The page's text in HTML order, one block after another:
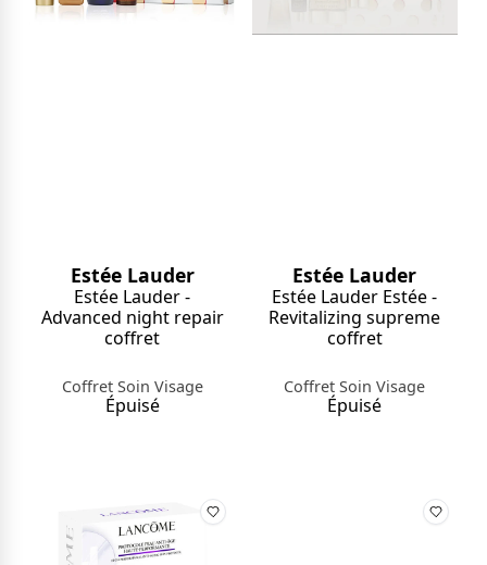
Estée Lauder
Estée Lauder -
Advanced night repair
coffret
Coffret Soin Visage
Épuisé
Estée Lauder
Estée Lauder Estée -
Revitalizing supreme
coffret
Coffret Soin Visage
Épuisé